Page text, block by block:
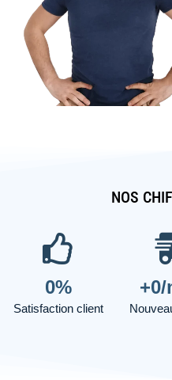
NOS
Satisfaction client
0% +0/